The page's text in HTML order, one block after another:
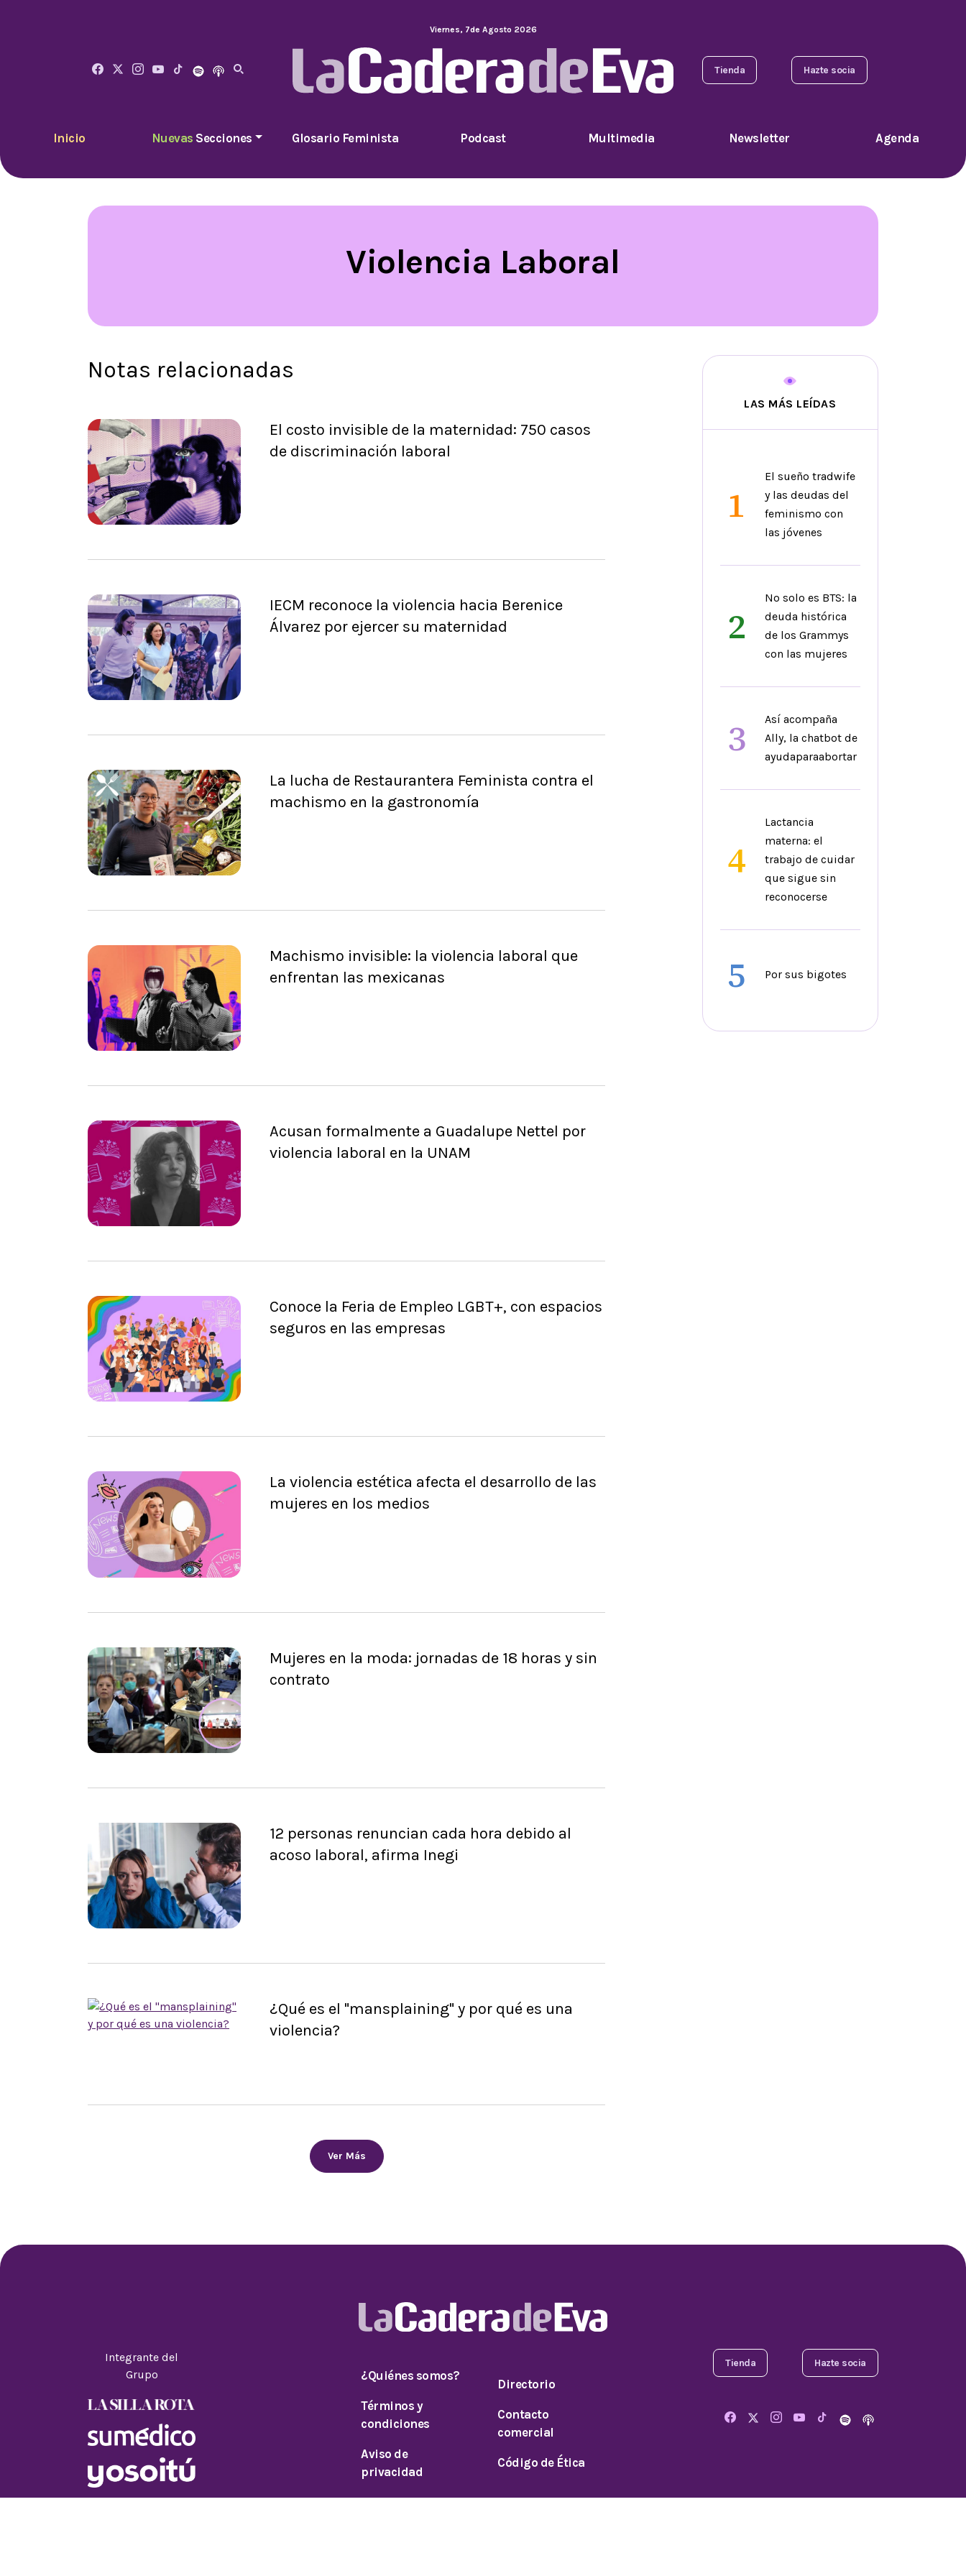
Viernes, 7de Agosto 2026
Tienda Hazte socia
Inicio Nuevas Secciones Glosario Feminista Podcast Multimedia Newsletter Agenda
Violencia Laboral
Notas relacionadas
El costo invisible de la maternidad: 750 casos
de discriminación laboral
IECM reconoce la violencia hacia Berenice
Álvarez por ejercer su maternidad
La lucha de Restaurantera Feminista contra el
machismo en la gastronomía
Machismo invisible: la violencia laboral que
enfrentan las mexicanas
Acusan formalmente a Guadalupe Nettel por
violencia laboral en la UNAM
Conoce la Feria de Empleo LGBT+, con espacios
seguros en las empresas
La violencia estética afecta el desarrollo de las
mujeres en los medios
Mujeres en la moda: jornadas de 18 horas y sin
contrato
12 personas renuncian cada hora debido al
acoso laboral, afirma Inegi
¿Qué es el "mansplaining" y por qué es una
violencia?
Ver Más
LAS MÁS LEÍDAS
1
El sueño tradwife
y las deudas del
feminismo con
las jóvenes
2
No solo es BTS: la
deuda histórica
de los Grammys
con las mujeres
3
Así acompaña
Ally, la chatbot de
ayudaparaabortar
4
Lactancia
materna: el
trabajo de cuidar
que sigue sin
reconocerse
5 Por sus bigotes
Integrante del
Grupo
¿Quiénes somos?
Términos y
condiciones
Aviso de
privacidad
Directorio
Contacto
comercial
Código de Ética
Tienda Hazte socia